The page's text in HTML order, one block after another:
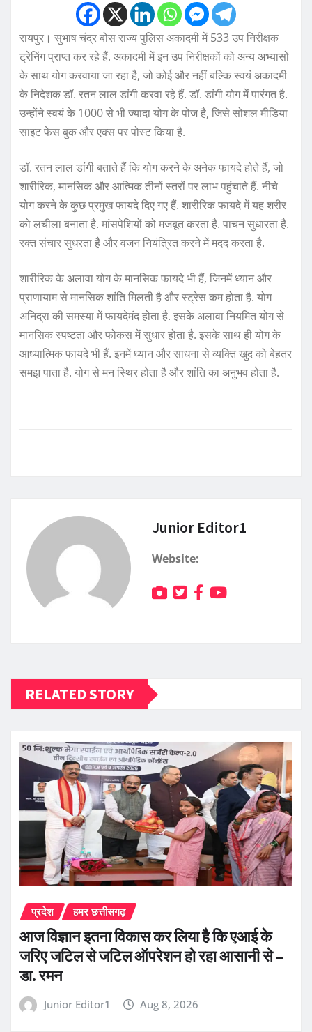
रायपुर। सुभाष चंद्र बोस राज्य पुलिस अकादमी में 533 उप निरीक्षक
ट्रेनिंग प्राप्त कर रहे हैं. अकादमी में इन उप निरीक्षकों को अन्य अभ्यासों
के साथ योग करवाया जा रहा है, जो कोई और नहीं बल्कि स्वयं अकादमी
के निदेशक डॉ. रतन लाल डांगी करवा रहे हैं. डॉ. डांगी योग में पारंगत है.
उन्होंने स्वयं के 1000 से भी ज्यादा योग के पोज है, जिसे सोशल मीडिया
साइट फेस बुक और एक्स पर पोस्ट किया है.
डॉ. रतन लाल डांगी बताते हैं कि योग करने के अनेक फायदे होते हैं, जो
शारीरिक, मानसिक और आत्मिक तीनों स्तरों पर लाभ पहुंचाते हैं. नीचे
योग करने के कुछ प्रमुख फायदे दिए गए हैं. शारीरिक फायदे में यह शरीर
को लचीला बनाता है. मांसपेशियों को मजबूत करता है. पाचन सुधारता है.
रक्त संचार सुधरता है और वजन नियंत्रित करने में मदद करता है.
शारीरिक के अलावा योग के मानसिक फायदे भी हैं, जिनमें ध्यान और
प्राणायाम से मानसिक शांति मिलती है और स्ट्रेस कम होता है. योग
अनिद्रा की समस्या में फायदेमंद होता है. इसके अलावा नियमित योग से
मानसिक स्पष्टता और फोकस में सुधार होता है. इसके साथ ही योग के
आध्यात्मिक फायदे भी हैं. इनमें ध्यान और साधना से व्यक्ति खुद को बेहतर
समझ पाता है. योग से मन स्थिर होता है और शांति का अनुभव होता है.
Junior Editor1
Website:
RELATED STORY
प्रदेश हमर छत्तीसगढ़
आज विज्ञान इतना विकास कर लिया है कि एआई के
जरिए जटिल से जटिल ऑपरेशन हो रहा आसानी से –
डा. रमन
Junior Editor1 Aug 8, 2026